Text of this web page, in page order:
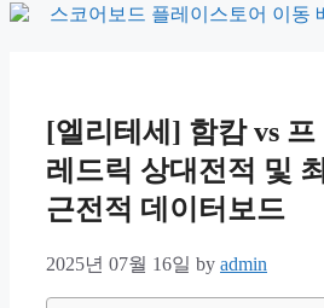
[엘리테세] 함캄 vs 프
레드릭 상대전적 및 최
근전적 데이터보드
2025년 07월 16일 by admin